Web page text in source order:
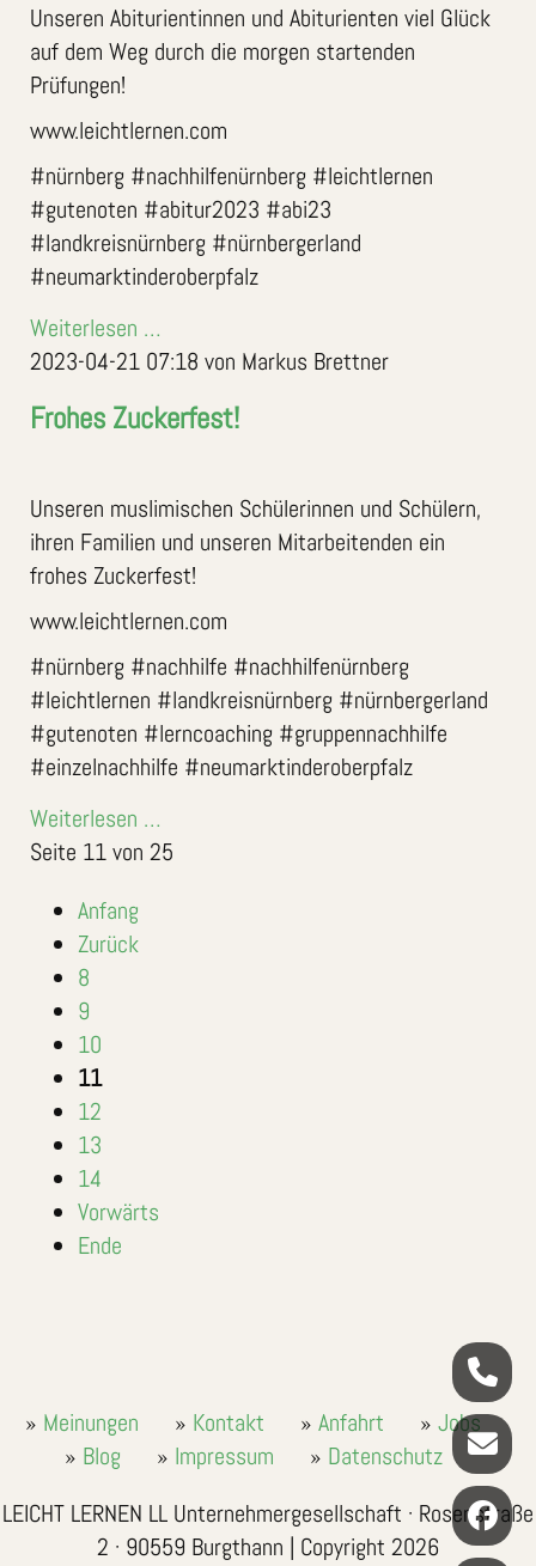
Unseren Abiturientinnen und Abiturienten viel Glück
auf dem Weg durch die morgen startenden
Prüfungen!
www.leichtlernen.com
#nürnberg #nachhilfenürnberg #leichtlernen
#gutenoten #abitur2023 #abi23
#landkreisnürnberg #nürnbergerland
#neumarktinderoberpfalz
Weiterlesen …
2023-04-21 07:18 von Markus Brettner
Frohes Zuckerfest!
Unseren muslimischen Schülerinnen und Schülern,
ihren Familien und unseren Mitarbeitenden ein
frohes Zuckerfest!
www.leichtlernen.com
#nürnberg #nachhilfe #nachhilfenürnberg
#leichtlernen #landkreisnürnberg #nürnbergerland
#gutenoten #lerncoaching #gruppennachhilfe
#einzelnachhilfe #neumarktinderoberpfalz
Weiterlesen …
Seite 11 von 25
Anfang
Zurück
8
9
10
11
12
13
14
Vorwärts
Ende
Meinungen Kontakt Anfahrt
Jobs
Blog
Impressum
Datenschutz
LEICHT LERNEN LL Unternehmergesellschaft · Rosenstraße
2 · 90559 Burgthann | Copyright 2026